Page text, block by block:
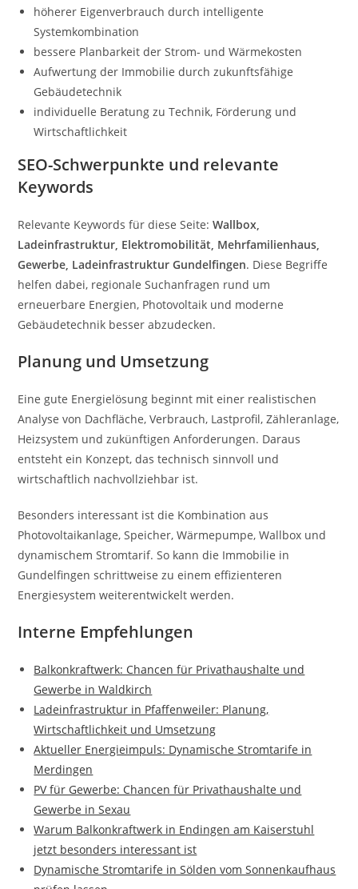
höherer Eigenverbrauch durch intelligente
Systemkombination
bessere Planbarkeit der Strom- und Wärmekosten
Aufwertung der Immobilie durch zukunftsfähige
Gebäudetechnik
individuelle Beratung zu Technik, Förderung und
Wirtschaftlichkeit
SEO-Schwerpunkte und relevante
Keywords
Relevante Keywords für diese Seite:Wallbox,
Ladeinfrastruktur, Elektromobilität, Mehrfamilienhaus,
Gewerbe, Ladeinfrastruktur Gundelfingen. Diese Begriffe
helfen dabei, regionale Suchanfragen rund um
erneuerbare Energien, Photovoltaik und moderne
Gebäudetechnik besser abzudecken.
Planung und Umsetzung
Eine gute Energielösung beginnt mit einer realistischen
Analyse von Dachfläche, Verbrauch, Lastprofil, Zähleranlage,
Heizsystem und zukünftigen Anforderungen. Daraus
entsteht ein Konzept, das technisch sinnvoll und
wirtschaftlich nachvollziehbar ist.
Besonders interessant ist die Kombination aus
Photovoltaikanlage, Speicher, Wärmepumpe, Wallbox und
dynamischem Stromtarif. So kann die Immobilie in
Gundelfingen schrittweise zu einem effizienteren
Energiesystem weiterentwickelt werden.
Interne Empfehlungen
Balkonkraftwerk: Chancen für Privathaushalte und
Gewerbe in Waldkirch
Ladeinfrastruktur in Pfaffenweiler: Planung,
Wirtschaftlichkeit und Umsetzung
Aktueller Energieimpuls: Dynamische Stromtarife in
Merdingen
PV für Gewerbe: Chancen für Privathaushalte und
Gewerbe in Sexau
Warum Balkonkraftwerk in Endingen am Kaiserstuhl
jetzt besonders interessant ist
Dynamische Stromtarife in Sölden vom Sonnenkaufhaus